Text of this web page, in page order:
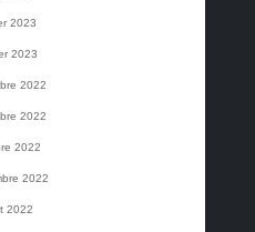
2023
2023
2022
2022
2022
2022
2022